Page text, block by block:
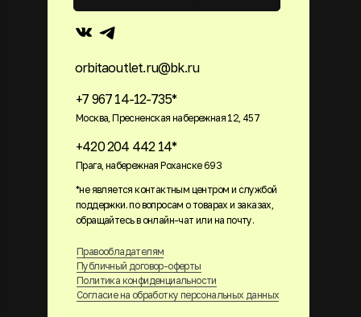
+7 967 14-12-735*
Москва, Пресненская набережная 12, 457
+420 204 442 14*
Прага, набережная Роханске 693
orbitaoutlet.ru@bk.ru
Правообладателям
Публичный договор-оферты
Политика конфиденциальности
Согласие на обработку персональных данных
*не является контактным центром и службой
поддержки. по вопросам о товарах и заказах,
обращайтесь в онлайн-чат или на почту.